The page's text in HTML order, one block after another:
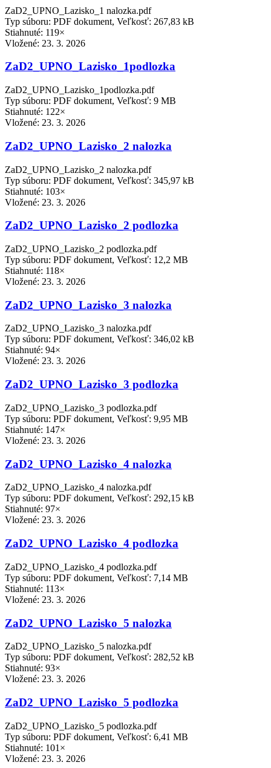
ZaD2_UPNO_Lazisko_1 nalozka.pdf
Typ súboru: PDF dokument, Veľkosť: 267,83 kB
Stiahnuté: 119×
Vložené: 23. 3. 2026
ZaD2_UPNO_Lazisko_1podlozka
ZaD2_UPNO_Lazisko_1podlozka.pdf
Typ súboru: PDF dokument, Veľkosť: 9 MB
Stiahnuté: 122×
Vložené: 23. 3. 2026
ZaD2_UPNO_Lazisko_2 nalozka
ZaD2_UPNO_Lazisko_2 nalozka.pdf
Typ súboru: PDF dokument, Veľkosť: 345,97 kB
Stiahnuté: 103×
Vložené: 23. 3. 2026
ZaD2_UPNO_Lazisko_2 podlozka
ZaD2_UPNO_Lazisko_2 podlozka.pdf
Typ súboru: PDF dokument, Veľkosť: 12,2 MB
Stiahnuté: 118×
Vložené: 23. 3. 2026
ZaD2_UPNO_Lazisko_3 nalozka
ZaD2_UPNO_Lazisko_3 nalozka.pdf
Typ súboru: PDF dokument, Veľkosť: 346,02 kB
Stiahnuté: 94×
Vložené: 23. 3. 2026
ZaD2_UPNO_Lazisko_3 podlozka
ZaD2_UPNO_Lazisko_3 podlozka.pdf
Typ súboru: PDF dokument, Veľkosť: 9,95 MB
Stiahnuté: 147×
Vložené: 23. 3. 2026
ZaD2_UPNO_Lazisko_4 nalozka
ZaD2_UPNO_Lazisko_4 nalozka.pdf
Typ súboru: PDF dokument, Veľkosť: 292,15 kB
Stiahnuté: 97×
Vložené: 23. 3. 2026
ZaD2_UPNO_Lazisko_4 podlozka
ZaD2_UPNO_Lazisko_4 podlozka.pdf
Typ súboru: PDF dokument, Veľkosť: 7,14 MB
Stiahnuté: 113×
Vložené: 23. 3. 2026
ZaD2_UPNO_Lazisko_5 nalozka
ZaD2_UPNO_Lazisko_5 nalozka.pdf
Typ súboru: PDF dokument, Veľkosť: 282,52 kB
Stiahnuté: 93×
Vložené: 23. 3. 2026
ZaD2_UPNO_Lazisko_5 podlozka
ZaD2_UPNO_Lazisko_5 podlozka.pdf
Typ súboru: PDF dokument, Veľkosť: 6,41 MB
Stiahnuté: 101×
Vložené: 23. 3. 2026